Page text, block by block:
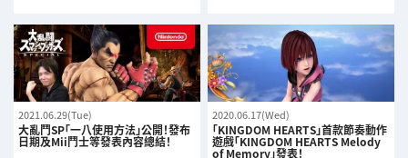
2021.06.29(Tue)
大亂鬥SP「一八使用方法」公開！發布
日期及Mii鬥士等發表內容總結！
2020.06.17(Wed)
「KINGDOM HEARTS」首款節奏動作
遊戲「KINGDOM HEARTS Melody
of Memory」發表！